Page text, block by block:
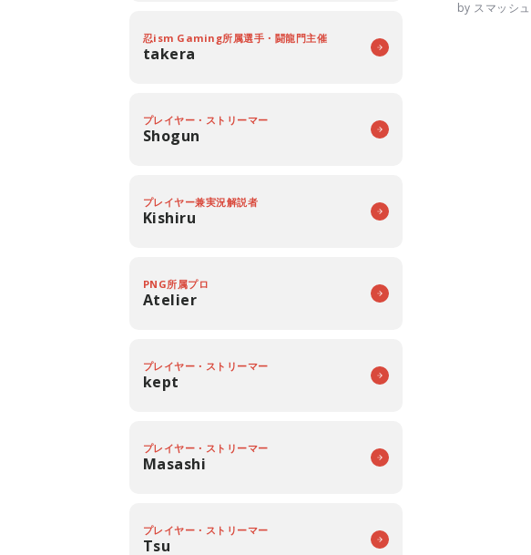
by スマッシ
忍ism Gaming所属選手・闘龍門主催
takera
プレイヤー・ストリーマー
Shogun
プレイヤー兼実況解説者
Kishiru
PNG所属プロ
Atelier
プレイヤー・ストリーマー
kept
プレイヤー・ストリーマー
Masashi
プレイヤー・ストリーマー
Tsu